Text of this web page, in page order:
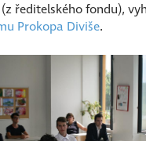
(z ředitelského fondu),
Prokopa Diviše.